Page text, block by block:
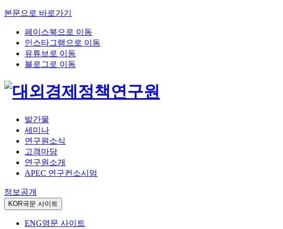
본문으로 바로가기
페이스북으로 이동
인스타그램으로 이동
유튜브로 이동
블로그로 이동
발간물
세미나
연구원소식
고객마당
연구원소개
APEC 연구컨소시엄
정보공개
KOR국문 사이트
ENG영문 사이트